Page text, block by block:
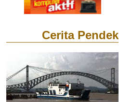
Cerita Pendek